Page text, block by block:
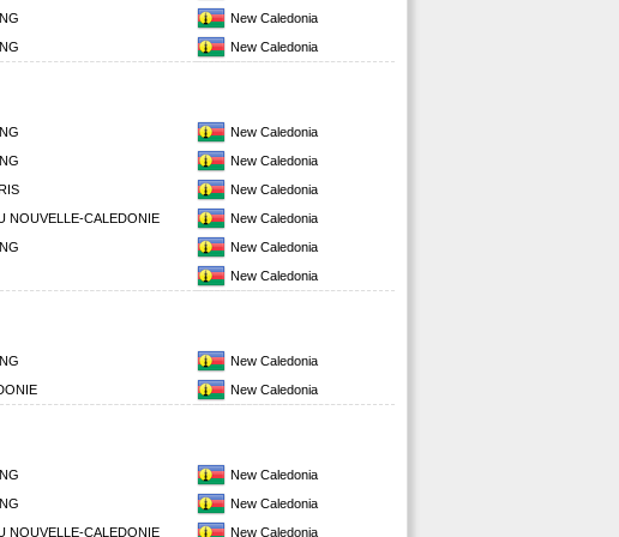
New Caledonia
New Caledonia
New Caledonia
New Caledonia
New Caledonia
NOUVELLE-CALEDONIE
New Caledonia
New Caledonia
New Caledonia
New Caledonia
New Caledonia
New Caledonia
New Caledonia
NOUVELLE-CALEDONIE New Caledonia